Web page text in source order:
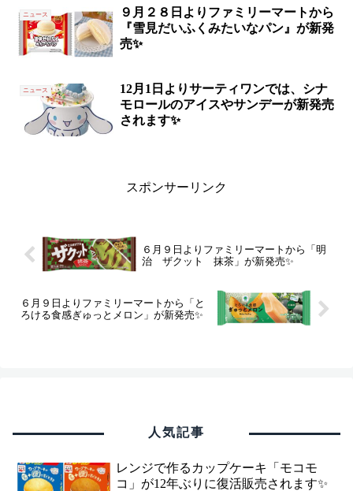
ニュース
９月２８日よりファミリーマートから
『雪見だいふくみたいなパン』が新発
売✨
ニュース
12月1日よりサーティワンでは、シナ
モロールのアイスやサンデーが新発売
されます✨
スポンサーリンク
６月９日よりファミリーマートから「明
治 ザクット 抹茶」が新発売✨
６月９日よりファミリーマートから「と
ろける食感ぎゅっとメロン」が新発売✨
人気記事
レンジで作るカップケーキ「モコモ
コ」が12年ぶりに復活販売されます✨